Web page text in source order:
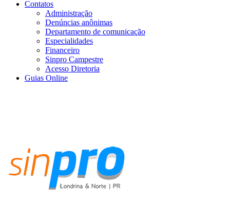
Contatos
Administração
Denúncias anônimas
Departamento de comunicação
Especialidades
Financeiro
Sinpro Campestre
Acesso Diretoria
Guias Online